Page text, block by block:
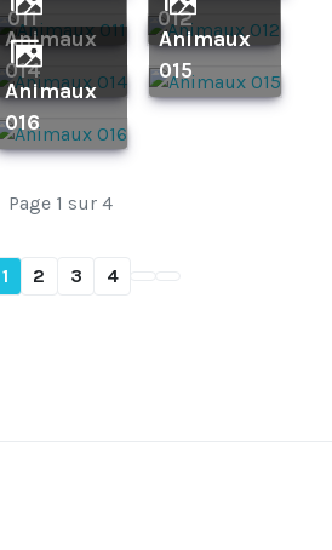
011
012
Animaux
014
Animaux
015
Animaux
016
Page 1 sur 4
1 2 3 4